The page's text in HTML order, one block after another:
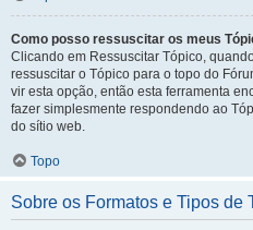
Como posso ressuscitar os meus
Clicando em Ressuscitar Tópico,
ressuscitar o Tópico para o topo do
vir esta opção, então esta ferramenta
fazer simplesmente respondendo ao
do sítio web.
Topo
Sobre os Formatos e Tipos de